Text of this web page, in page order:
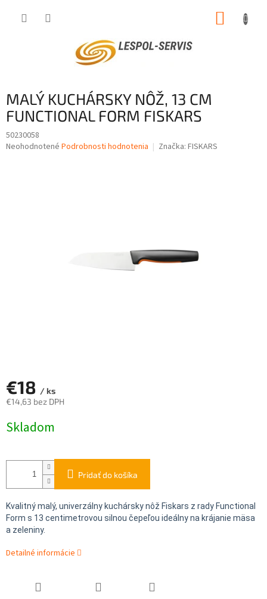
MALÝ KUCHÁRSKY NÔŽ, 13 CM
FUNCTIONAL FORM FISKARS
50230058
Priemerné
Neohodnotené Podrobnosti hodnotenia Značka: FISKARS
€18 / ks
€14,63 bez DPH
cena:
Skladom
Pridať do košíka
Kvalitný malý, univerzálny kuchársky nôž Fiskars z rady Functional
Form s 13 centimetrovou silnou čepeľou ideálny na krájanie mäsa
a zeleniny.
Detailné informácie